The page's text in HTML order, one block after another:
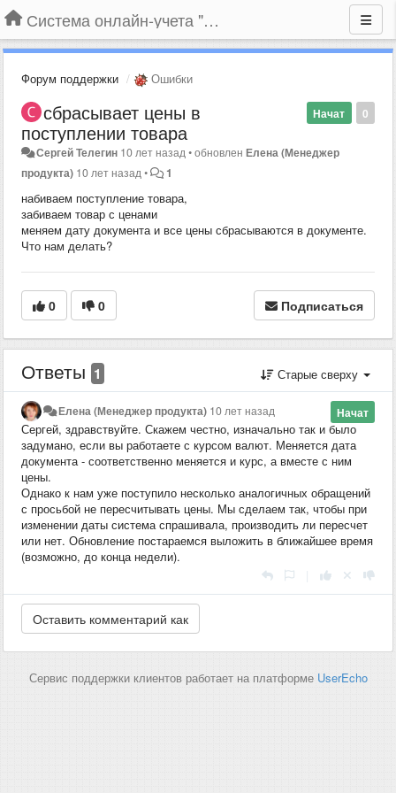
Система онлайн-учета "Большая Птица"
Форум поддержки Ошибки
0
Начат
сбрасывает цены в
поступлении товара
Сергей Телегин 10 лет назад •обновленЕлена (Менеджер
продукта) 10 лет назад • 1
набиваем поступление товара,
забиваем товар с ценами
меняем дату документа и все цены сбрасываются в документе.
Что нам делать?
0 0 Подписаться
Ответы 1 Старые сверху
Начат
Елена (Менеджер продукта) 10 лет назад
Сергей, здравствуйте. Скажем честно, изначально так и было
задумано, если вы работаете с курсом валют. Меняется дата
документа - соответственно меняется и курс, а вместе с ним
цены.
Однако к нам уже поступило несколько аналогичных обращений
с просьбой не пересчитывать цены. Мы сделаем так, чтобы при
изменении даты система спрашивала, производить ли пересчет
или нет. Обновление постараемся выложить в ближайшее время
(возможно, до конца недели).
Сервис поддержки клиентов работает на платформе UserEcho